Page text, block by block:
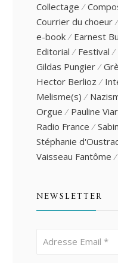
Collectage
Courrier du choeur
e-book
Earnest
Editorial
Festival
Gildas Pungier
Hector Berlioz
Melisme(s)
Orgue
Pauline
Radio France
Stéphanie
Vaisseau Fantôme
NEWSLETTER